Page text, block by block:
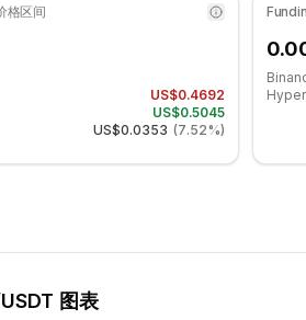
格区间
US$0.4692
US$0.5045
US$0.0353 (7.52%)
图表